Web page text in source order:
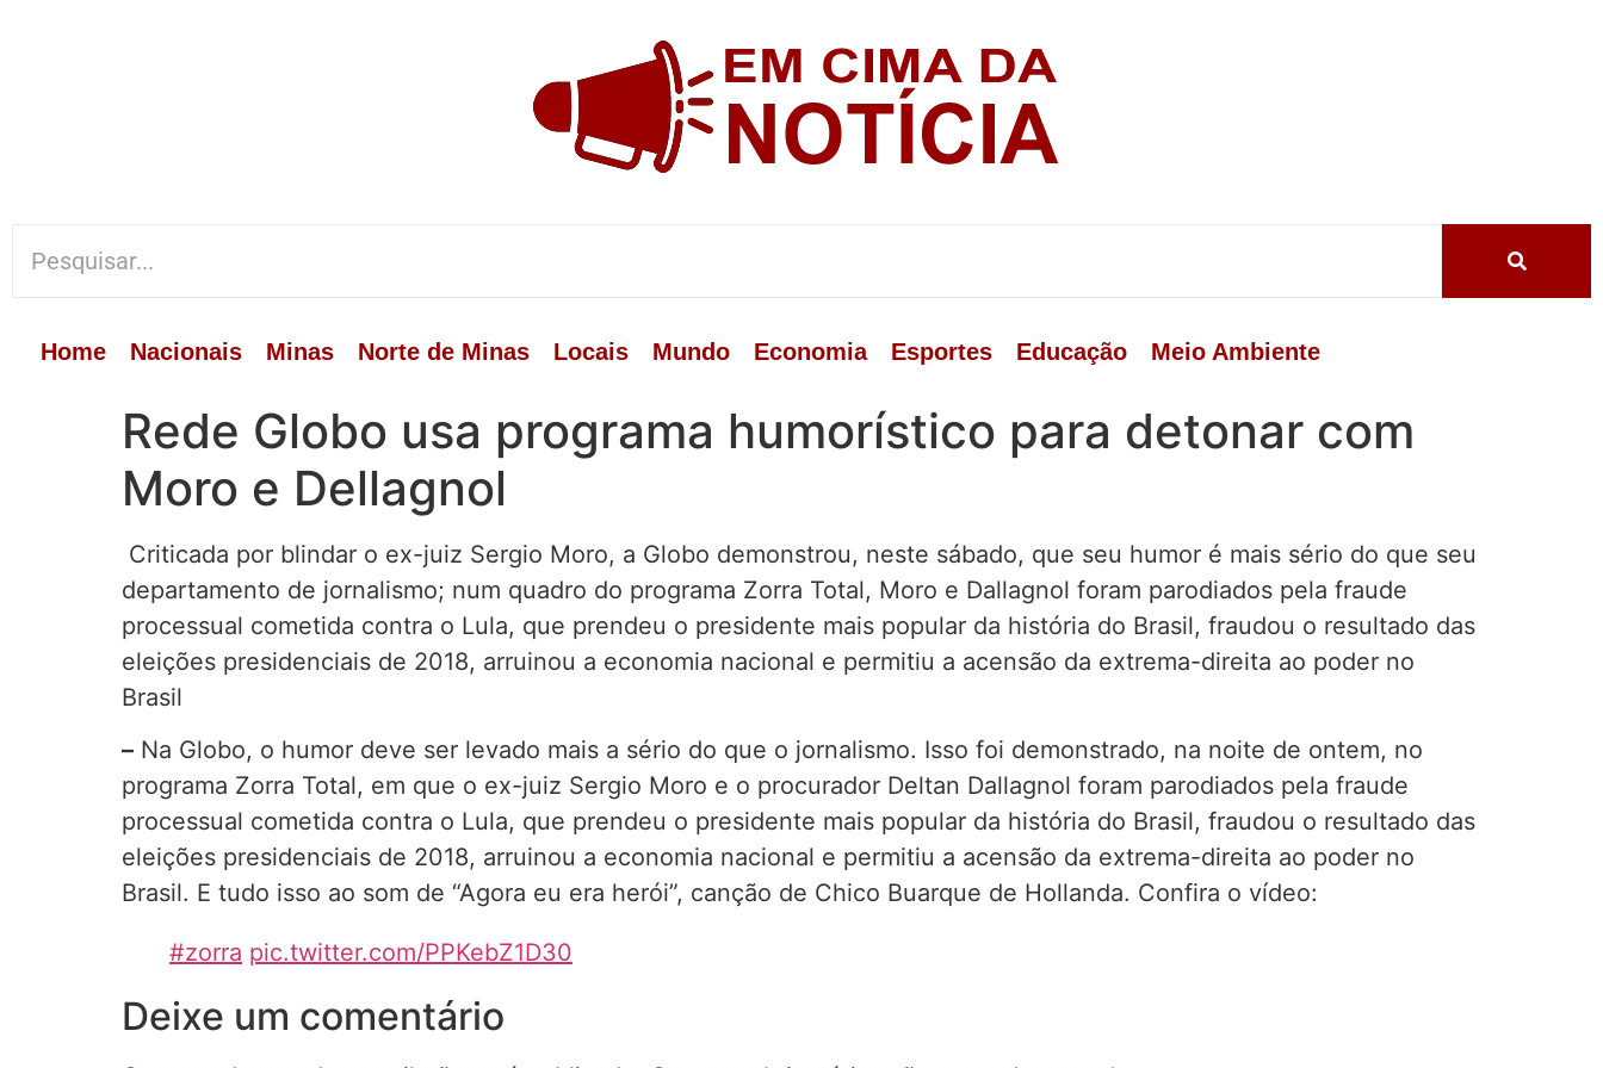
Home Nacionais Minas Norte de Minas Locais Mundo Economia Esportes Educação Meio Ambiente
Rede Globo usa programa humorístico para detonar com
Moro e Dellagnol
Criticada por blindar o ex-juiz Sergio Moro, a Globo demonstrou, neste sábado, que seu humor é mais sério do que seu
departamento de jornalismo; num quadro do programa Zorra Total, Moro e Dallagnol foram parodiados pela fraude
processual cometida contra o Lula, que prendeu o presidente mais popular da história do Brasil, fraudou o resultado das
eleições presidenciais de 2018, arruinou a economia nacional e permitiu a acensão da extrema-direita ao poder no
Brasil
– Na Globo, o humor deve ser levado mais a sério do que o jornalismo. Isso foi demonstrado, na noite de ontem, no
programa Zorra Total, em que o ex-juiz Sergio Moro e o procurador Deltan Dallagnol foram parodiados pela fraude
processual cometida contra o Lula, que prendeu o presidente mais popular da história do Brasil, fraudou o resultado das
eleições presidenciais de 2018, arruinou a economia nacional e permitiu a acensão da extrema-direita ao poder no
Brasil. E tudo isso ao som de “Agora eu era herói”, canção de Chico Buarque de Hollanda. Confira o vídeo:
#zorra pic.twitter.com/PPKebZ1D30
Deixe um comentário